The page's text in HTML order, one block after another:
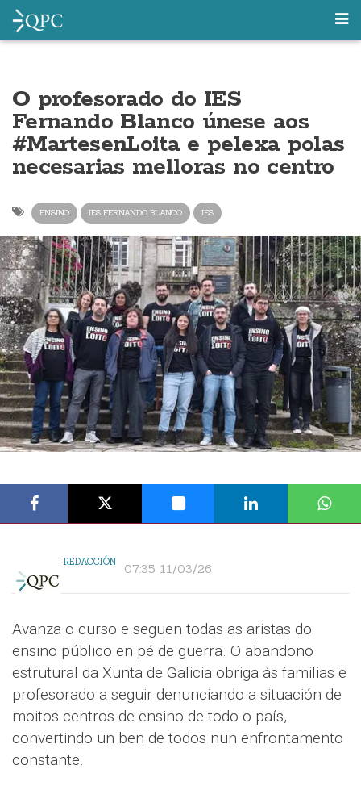
O profesorado do IES
Fernando Blanco únese aos
#MartesenLoita e pelexa polas
necesarias melloras no centro
ENSINO IES FERNANDO BLANCO IES
REDACCIÓN 07:35 11/03/26
Avanza o curso e seguen todas as aristas do
ensino público en pé de guerra. O abandono
estrutural da Xunta de Galicia obriga ás familias e
profesorado a seguir denunciando a situación de
moitos centros de ensino de todo o país,
convertindo un ben de todos nun enfrontamento
constante.